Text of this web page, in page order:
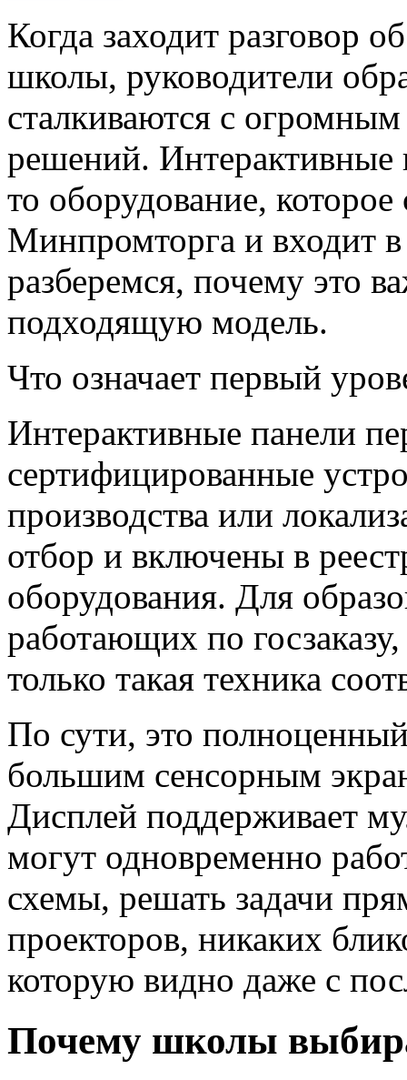
Когда заходит разговор
школы, руководители
сталкиваются с
решений. Интерактивные
то оборудование, которое
Минпромторга и входит
разберемся, почему это
подходящую модель.
Что означает первый
Интерактивные панели
сертифицированные
производства или
отбор и включены в
оборудования. Для
работающих по
только такая техника
По сути, это
большим сенсорным
Дисплей поддерживает
могут одновременно
схемы, решать задачи
проекторов, никаких
которую видно даже с
Почему школы